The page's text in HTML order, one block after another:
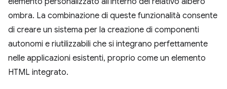
ombra. La combinazione di queste funzionalità consente
di creare un sistema per la creazione di componenti
autonomi e riutilizzabili che si integrano perfettamente
nelle applicazioni esistenti, proprio come un elemento
HTML integrato.